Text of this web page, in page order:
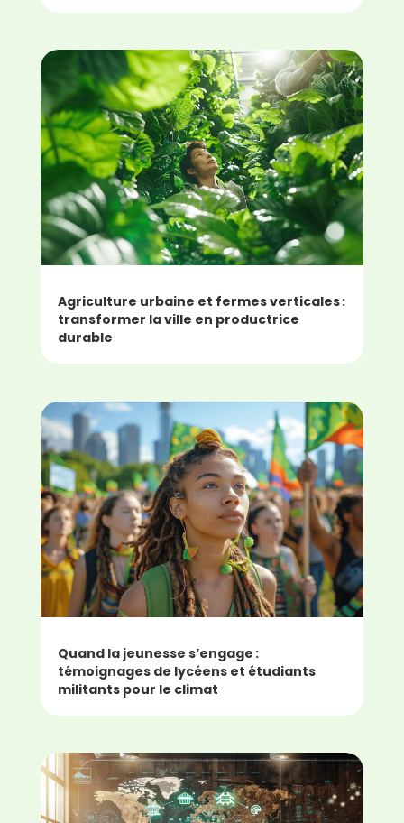
Agriculture urbaine et fermes verticales :
transformer la ville en productrice
durable
Quand la jeunesse s’engage :
témoignages de lycéens et étudiants
militants pour le climat